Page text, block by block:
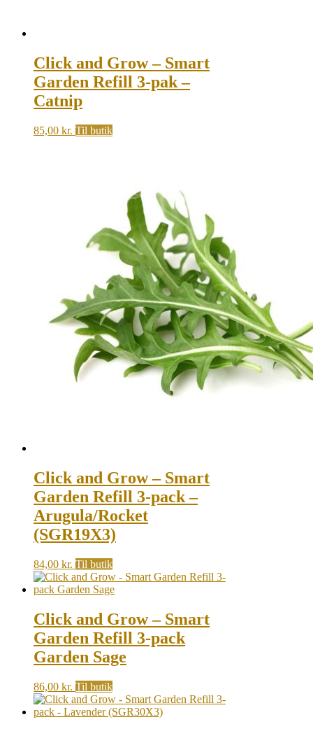
Click and Grow – Smart
Garden Refill 3-pak –
Catnip
85,00 kr. Til butik
Click and Grow – Smart
Garden Refill 3-pack –
Arugula/Rocket
(SGR19X3)
84,00 kr. Til butik
Click and Grow – Smart
Garden Refill 3-pack
Garden Sage
86,00 kr. Til butik